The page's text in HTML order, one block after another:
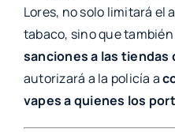
Lores, no solo limitará el
tabaco, sino que también
sanciones a las tiendas
autorizará a la policía a
vapes a quienes los